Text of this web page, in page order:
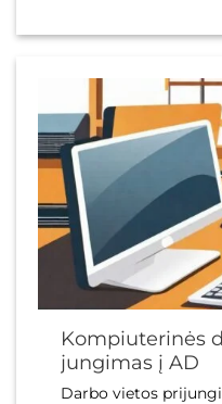
Kompiuterinės
jungimas į AD
Darbo vietos